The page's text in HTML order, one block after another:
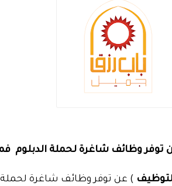
وظائف شاغرة لحملة الدبلوم
) عن توفر وظائف شاغرة لحملة